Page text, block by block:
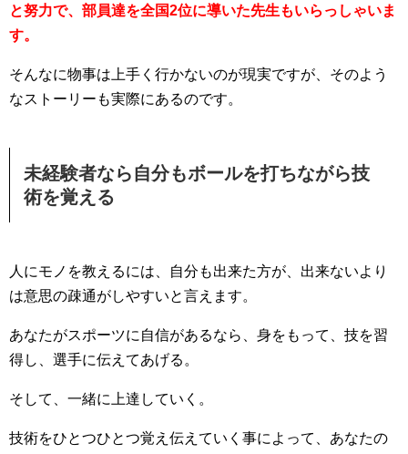
と努力で、部員達を全国2位に導いた先生もいらっしゃいま
す。
そんなに物事は上手く行かないのが現実ですが、そのよう
なストーリーも実際にあるのです。
未経験者なら自分もボールを打ちながら技
術を覚える
人にモノを教えるには、自分も出来た方が、出来ないより
は意思の疎通がしやすいと言えます。
あなたがスポーツに自信があるなら、身をもって、技を習
得し、選手に伝えてあげる。
そして、一緒に上達していく。
技術をひとつひとつ覚え伝えていく事によって、あなたの